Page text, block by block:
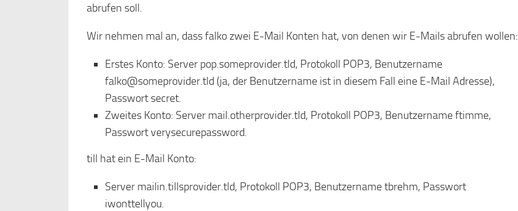
abrufen soll.
Wir nehmen mal an, dass falko zwei E-Mail Konten hat, von denen wir E-Mails abrufen wollen:
Erstes Konto: Server pop.someprovider.tld, Protokoll POP3, Benutzername
falko@someprovider.tld (ja, der Benutzername ist in diesem Fall eine E-Mail Adresse),
Passwort secret.
Zweites Konto: Server mail.otherprovider.tld, Protokoll POP3, Benutzername ftimme,
Passwort verysecurepassword.
till hat ein E-Mail Konto:
Server mailin.tillsprovider.tld, Protokoll POP3, Benutzername tbrehm, Passwort
iwonttellyou.